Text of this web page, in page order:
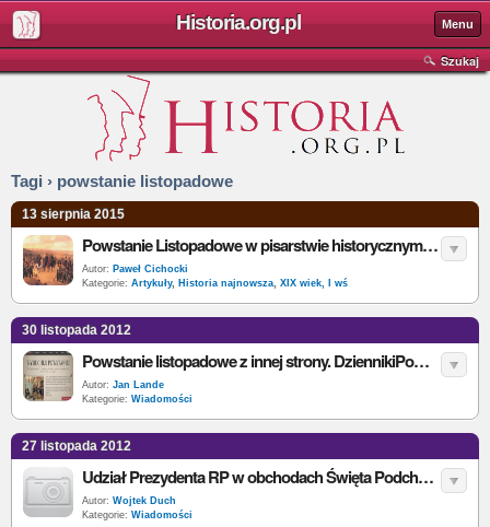
Historia.org.pl Menu
Szukaj
Tagi › powstanie listopadowe
13 sierpnia 2015
Powstanie Listopadowe w pisarstwie historycznym Jerzego Łojka
Autor: Paweł Cichocki
Kategorie: Artykuły, Historia najnowsza, XIX wiek, I wś
30 listopada 2012
Powstanie listopadowe z innej strony. DziennikiPowstania.pl
Autor: Jan Lande
Kategorie: Wiadomości
27 listopada 2012
Udział Prezydenta RP w obchodach Święta Podchorążych 2012
Autor: Wojtek Duch
Kategorie: Wiadomości